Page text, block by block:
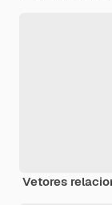
Vetores